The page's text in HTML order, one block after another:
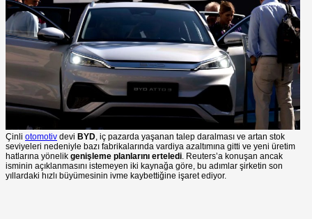
Çinli otomotiv devi BYD , iç pazarda yaşanan talep daralması ve artan stok
seviyeleri nedeniyle bazı fabrikalarında vardiya azaltımına gitti ve yeni üretim
hatlarına yönelik genişleme planlarını erteledi . Reuters’a konuşan ancak
isminin açıklanmasını istemeyen iki kaynağa göre, bu adımlar şirketin son
yıllardaki hızlı büyümesinin ivme kaybettiğine işaret ediyor.